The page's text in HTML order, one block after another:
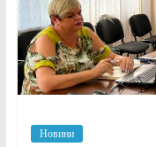
Новини